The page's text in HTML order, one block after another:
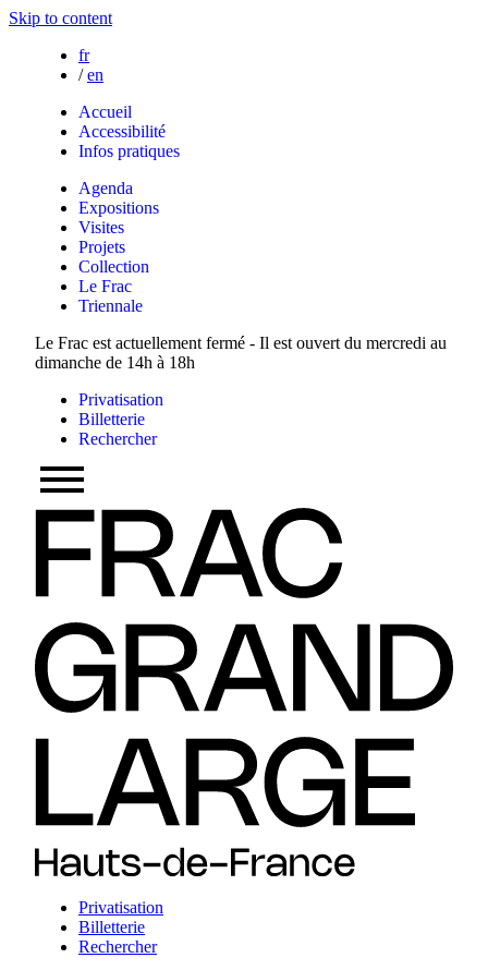
Skip to content
fr
/ en
Accueil
Accessibilité
Infos pratiques
Agenda
Expositions
Visites
Projets
Collection
Le Frac
Triennale
Le Frac est actuellement fermé - Il est ouvert du mercredi au
dimanche de 14h à 18h
Privatisation
Billetterie
Rechercher
Privatisation
Billetterie
Rechercher